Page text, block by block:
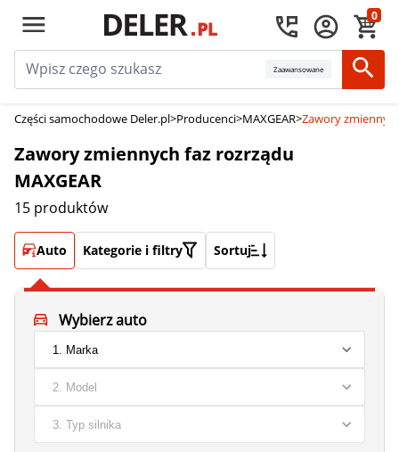
0
Zaawansowane
Części samochodowe Deler.pl>Producenci>MAXGEAR>Zawory
Zawory zmiennych faz rozrządu
MAXGEAR
15 produktów
Auto Kategorie i filtry Sortuj
Wybierz auto